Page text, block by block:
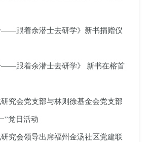
——跟着余潜士去研学》新书捐赠仪
——跟着余潜士去研学》 新书在榕首
究会党支部与林则徐基金会党支部
”党日活动
究会领导出席福州金汤社区党建联